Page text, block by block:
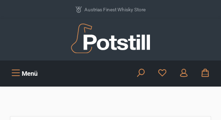
Austrias Finest Whisky Store
Menü Du hast 0